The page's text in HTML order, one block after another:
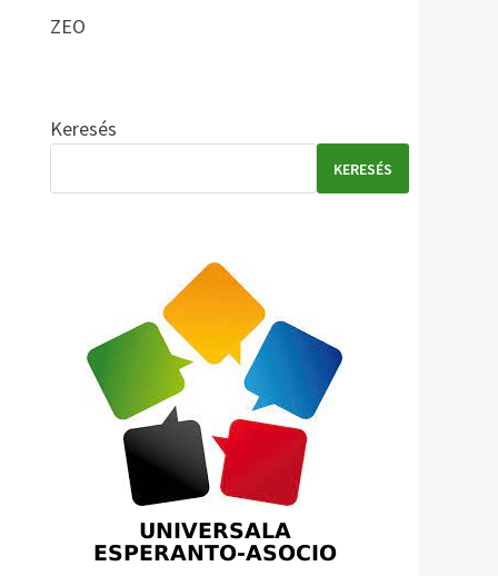
ZEO
Keresés
KERESÉS